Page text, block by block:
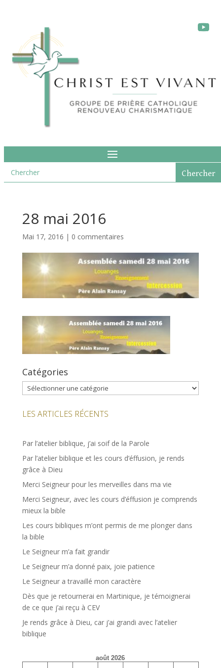
28 mai 2016
Mai 17, 2016 | 0 commentaires
Catégories
Catégories
LES ARTICLES RÉCENTS
Par l’atelier biblique, j’ai soif de la Parole
Par l’atelier biblique et les cours d’éffusion, je rends
grâce à Dieu
Merci Seigneur pour les merveilles dans ma vie
Merci Seigneur, avec les cours d’éffusion je comprends
mieux la bible
Les cours bibliques m’ont permis de me plonger dans
la bible
Le Seigneur m’a fait grandir
Le Seigneur m’a donné paix, joie patience
Le Seigneur a travaillé mon caractère
Dès que je retournerai en Martinique, je témoignerai
de ce que j’ai reçu à CEV
Je rends grâce à Dieu, car j’ai grandi avec l’atelier
biblique
août 2026